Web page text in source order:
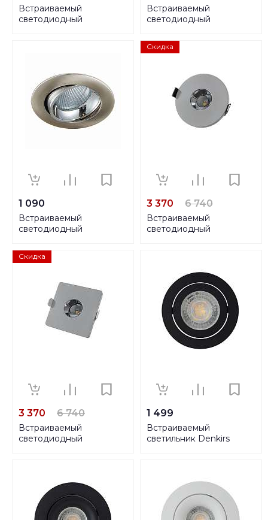
Встраиваемый
светодиодный
Встраиваемый
светодиодный
CLD003S1
1 090
Встраиваемый
светодиодный
CLD001NW5
Скидка
3 370 6 740
Встраиваемый
светодиодный
Скидка
3 370 6 740
Встраиваемый
светодиодный
1 499
Встраиваемый
светильник Denkirs